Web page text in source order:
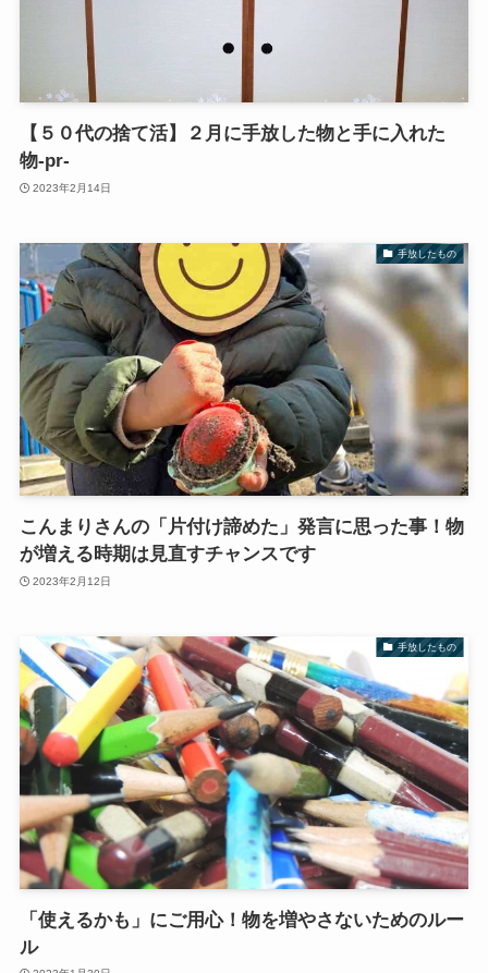
【５０代の捨て活】２月に手放した物と手に入れた
物‐pr‐
2023年2月14日
手放したもの
こんまりさんの「片付け諦めた」発言に思った事！物
が増える時期は見直すチャンスです
2023年2月12日
手放したもの
「使えるかも」にご用心！物を増やさないためのルー
ル